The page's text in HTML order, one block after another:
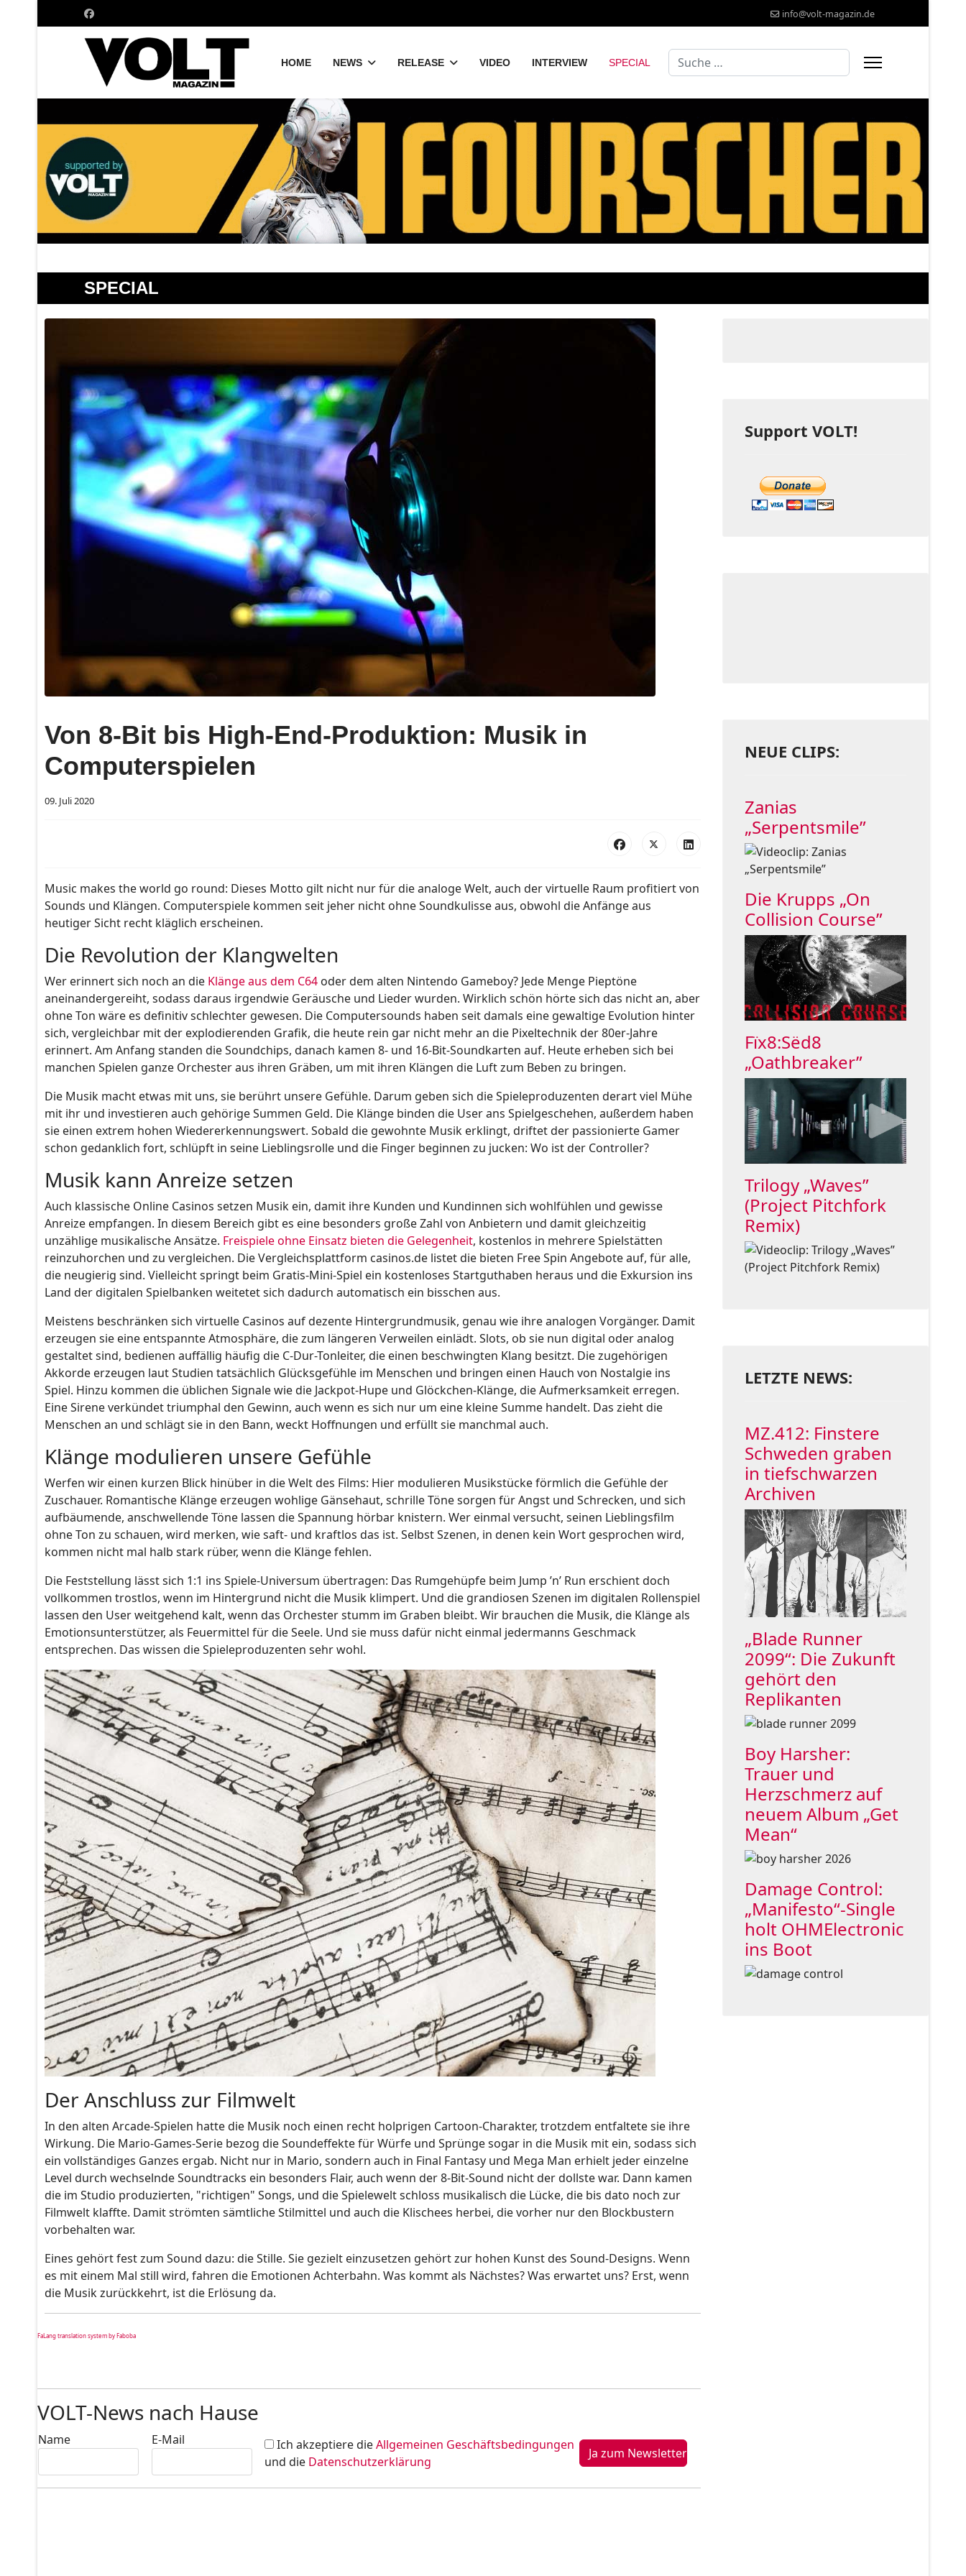
info@volt-magazin.de
HOME NEWS RELEASE VIDEO INTERVIEW SPECIAL Suchen
SPECIAL
Von 8-Bit bis High-End-Produktion: Musik in
Computerspielen
09. Juli 2020
Music makes the world go round: Dieses Motto gilt nicht nur für die analoge Welt, auch der virtuelle Raum profitiert von
Sounds und Klängen. Computerspiele kommen seit jeher nicht ohne Soundkulisse aus, obwohl die Anfänge aus
heutiger Sicht recht kläglich erscheinen.
Die Revolution der Klangwelten
Wer erinnert sich noch an die Klänge aus dem C64 oder dem alten Nintendo Gameboy? Jede Menge Pieptöne
aneinandergereiht, sodass daraus irgendwie Geräusche und Lieder wurden. Wirklich schön hörte sich das nicht an, aber
ohne Ton wäre es definitiv schlechter gewesen. Die Computersounds haben seit damals eine gewaltige Evolution hinter
sich, vergleichbar mit der explodierenden Grafik, die heute rein gar nicht mehr an die Pixeltechnik der 80er-Jahre
erinnert. Am Anfang standen die Soundchips, danach kamen 8- und 16-Bit-Soundkarten auf. Heute erheben sich bei
manchen Spielen ganze Orchester aus ihren Gräben, um mit ihren Klängen die Luft zum Beben zu bringen.
Die Musik macht etwas mit uns, sie berührt unsere Gefühle. Darum geben sich die Spieleproduzenten derart viel Mühe
mit ihr und investieren auch gehörige Summen Geld. Die Klänge binden die User ans Spielgeschehen, außerdem haben
sie einen extrem hohen Wiedererkennungswert. Sobald die gewohnte Musik erklingt, driftet der passionierte Gamer
schon gedanklich fort, schlüpft in seine Lieblingsrolle und die Finger beginnen zu jucken: Wo ist der Controller?
Musik kann Anreize setzen
Auch klassische Online Casinos setzen Musik ein, damit ihre Kunden und Kundinnen sich wohlfühlen und gewisse
Anreize empfangen. In diesem Bereich gibt es eine besonders große Zahl von Anbietern und damit gleichzeitig
unzählige musikalische Ansätze. Freispiele ohne Einsatz bieten die Gelegenheit, kostenlos in mehrere Spielstätten
reinzuhorchen und zu vergleichen. Die Vergleichsplattform casinos.de listet die bieten Free Spin Angebote auf, für alle,
die neugierig sind. Vielleicht springt beim Gratis-Mini-Spiel ein kostenloses Startguthaben heraus und die Exkursion ins
Land der digitalen Spielbanken weitetet sich dadurch automatisch ein bisschen aus.
Meistens beschränken sich virtuelle Casinos auf dezente Hintergrundmusik, genau wie ihre analogen Vorgänger. Damit
erzeugen sie eine entspannte Atmosphäre, die zum längeren Verweilen einlädt. Slots, ob sie nun digital oder analog
gestaltet sind, bedienen auffällig häufig die C-Dur-Tonleiter, die einen beschwingten Klang besitzt. Die zugehörigen
Akkorde erzeugen laut Studien tatsächlich Glücksgefühle im Menschen und bringen einen Hauch von Nostalgie ins
Spiel. Hinzu kommen die üblichen Signale wie die Jackpot-Hupe und Glöckchen-Klänge, die Aufmerksamkeit erregen.
Eine Sirene verkündet triumphal den Gewinn, auch wenn es sich nur um eine kleine Summe handelt. Das zieht die
Menschen an und schlägt sie in den Bann, weckt Hoffnungen und erfüllt sie manchmal auch.
Klänge modulieren unsere Gefühle
Werfen wir einen kurzen Blick hinüber in die Welt des Films: Hier modulieren Musikstücke förmlich die Gefühle der
Zuschauer. Romantische Klänge erzeugen wohlige Gänsehaut, schrille Töne sorgen für Angst und Schrecken, und sich
aufbäumende, anschwellende Töne lassen die Spannung hörbar knistern. Wer einmal versucht, seinen Lieblingsfilm
ohne Ton zu schauen, wird merken, wie saft- und kraftlos das ist. Selbst Szenen, in denen kein Wort gesprochen wird,
kommen nicht mal halb stark rüber, wenn die Klänge fehlen.
Die Feststellung lässt sich 1:1 ins Spiele-Universum übertragen: Das Rumgehüpfe beim Jump ’n’ Run erschient doch
vollkommen trostlos, wenn im Hintergrund nicht die Musik klimpert. Und die grandiosen Szenen im digitalen Rollenspiel
lassen den User weitgehend kalt, wenn das Orchester stumm im Graben bleibt. Wir brauchen die Musik, die Klänge als
Emotionsunterstützer, als Feuermittel für die Seele. Und sie muss dafür nicht einmal jedermanns Geschmack
entsprechen. Das wissen die Spieleproduzenten sehr wohl.
Der Anschluss zur Filmwelt
In den alten Arcade-Spielen hatte die Musik noch einen recht holprigen Cartoon-Charakter, trotzdem entfaltete sie ihre
Wirkung. Die Mario-Games-Serie bezog die Soundeffekte für Würfe und Sprünge sogar in die Musik mit ein, sodass sich
ein vollständiges Ganzes ergab. Nicht nur in Mario, sondern auch in Final Fantasy und Mega Man erhielt jeder einzelne
Level durch wechselnde Soundtracks ein besonders Flair, auch wenn der 8-Bit-Sound nicht der dollste war. Dann kamen
die im Studio produzierten, "richtigen" Songs, und die Spielewelt schloss musikalisch die Lücke, die bis dato noch zur
Filmwelt klaffte. Damit strömten sämtliche Stilmittel und auch die Klischees herbei, die vorher nur den Blockbustern
vorbehalten war.
Eines gehört fest zum Sound dazu: die Stille. Sie gezielt einzusetzen gehört zur hohen Kunst des Sound-Designs. Wenn
es mit einem Mal still wird, fahren die Emotionen Achterbahn. Was kommt als Nächstes? Was erwartet uns? Erst, wenn
die Musik zurückkehrt, ist die Erlösung da.
FaLang translation system by Faboba
VOLT-News nach Hause
Name E-Mail Ich akzeptiere dieAllgemeinen Geschäftsbedingungen
und die Datenschutzerklärung
Support VOLT!
NEUE CLIPS:
Zanias
„Serpentsmile”
Die Krupps „On
Collision Course”
Fïx8:Sëd8
„Oathbreaker”
Trilogy „Waves”
(Project Pitchfork
Remix)
LETZTE NEWS:
MZ.412: Finstere
Schweden graben
in tiefschwarzen
Archiven
„Blade Runner
2099“: Die Zukunft
gehört den
Replikanten
Boy Harsher:
Trauer und
Herzschmerz auf
neuem Album „Get
Mean“
Damage Control:
„Manifesto“-Single
holt OHMElectronic
ins Boot